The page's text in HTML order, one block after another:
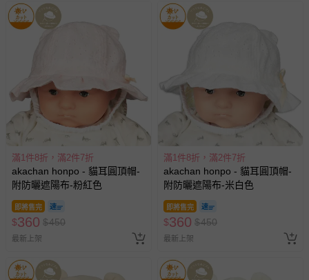
滿1件8折，滿2件7折
akachan honpo - 貓耳圓頂帽-
附防曬遮陽布-粉紅色
即將售完
$360 $450
最新上架
滿1件8折，滿2件7折
akachan honpo - 貓耳圓頂帽-
附防曬遮陽布-米白色
即將售完
$360 $450
最新上架